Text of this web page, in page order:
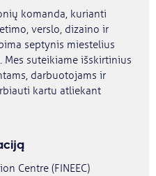
komanda, kurianti
verslo, dizaino ir
septynis miestelius
suteikiame išskirtinius
darbuotojams ir
kartu atliekant
Centre (FINEEC)